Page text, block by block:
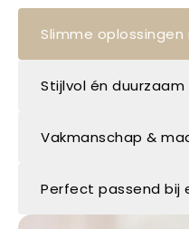
Slimme
Stijlvol én duurzaam
Vakmanschap &
Perfect passend bij